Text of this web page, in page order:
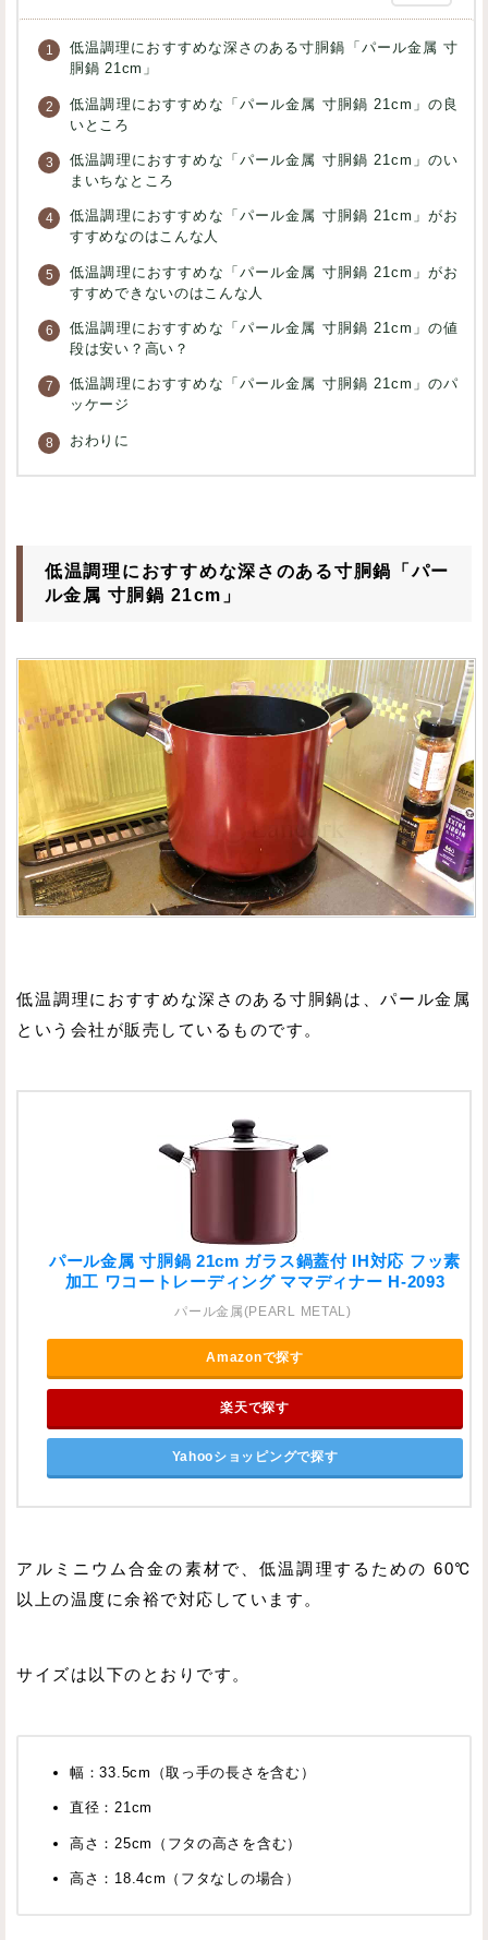
低温調理におすすめな深さのある寸胴鍋「パール金属 寸
胴鍋 21cm」
低温調理におすすめな「パール金属 寸胴鍋 21cm」の良
いところ
低温調理におすすめな「パール金属 寸胴鍋 21cm」のい
まいちなところ
低温調理におすすめな「パール金属 寸胴鍋 21cm」がお
すすめなのはこんな人
低温調理におすすめな「パール金属 寸胴鍋 21cm」がお
すすめできないのはこんな人
低温調理におすすめな「パール金属 寸胴鍋 21cm」の値
段は安い？高い？
低温調理におすすめな「パール金属 寸胴鍋 21cm」のパ
ッケージ
おわりに
低温調理におすすめな深さのある寸胴鍋「パー
ル金属 寸胴鍋 21cm」
低温調理におすすめな深さのある寸胴鍋は、パール金属
という会社が販売しているものです。
パール金属 寸胴鍋 21cm ガラス鍋蓋付 IH対応 フッ素
加工 ワコートレーディング ママディナー H-2093
パール金属(PEARL METAL)
Amazonで探す
楽天で探す
Yahooショッピングで探す
アルミニウム合金の素材で、低温調理するための 60℃
以上の温度に余裕で対応しています。
サイズは以下のとおりです。
幅：33.5cm（取っ手の長さを含む）
直径：21cm
高さ：25cm（フタの高さを含む）
高さ：18.4cm（フタなしの場合）